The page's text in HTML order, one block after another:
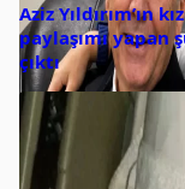
Aziz Yıldırım’ın
paylaşımı yapan
çıktı